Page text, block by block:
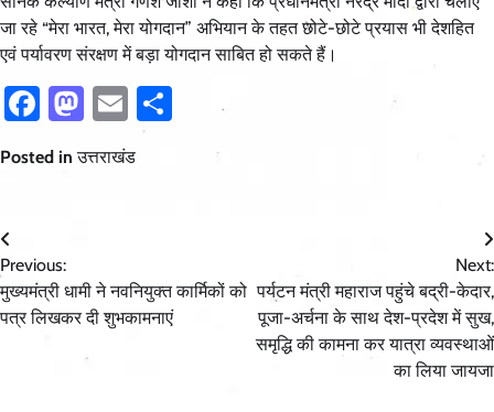
जा रहे “मेरा भारत, मेरा योगदान” अभियान के तहत छोटे-छोटे प्रयास भी देशहित
एवं पर्यावरण संरक्षण में बड़ा योगदान साबित हो सकते हैं।
Facebook
Mastodon
EmailShare
Posted inउत्तराखंड
Post
navigation
Previous:
मुख्यमंत्री धामी ने नवनियुक्त कार्मिकों को
पत्र लिखकर दी शुभकामनाएं
Next:
पर्यटन मंत्री महाराज पहुंचे बद्री-केदार,
पूजा-अर्चना के साथ देश-प्रदेश में सुख,
समृद्धि की कामना कर यात्रा व्यवस्थाओं
का लिया जायजा